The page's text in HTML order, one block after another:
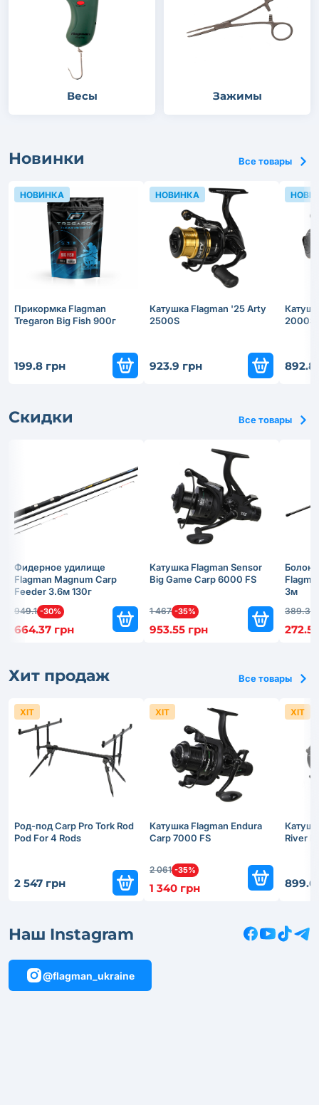
Весы Зажимы
Новинки Все товары
Прикормка Flagman
Tregaron Big Fish 900г
199.8 грн
НОВИНКА
Катушка Flagman '25 Arty
2500S
923.9 грн
НОВИНКА
2000S
892.8
Скидки Все товары
Фидерное удилище
Flagman Magnum Carp
Feeder 3.6м 130г
949.1 -30%
664.37 грн
Катушка Flagman Sensor
Big Game Carp 6000 FS
1 467 -35%
953.55 грн
3м
389.3
Хит продаж Все товары
Род-под Carp Pro Tork Rod
Pod For 4 Rods
2 547 грн
ХІТ
Катушка Flagman Endura
Carp 7000 FS
2 061 -35%
1 340 грн
ХІТ
River
899.6
ХІТ
Наш Instagram
@flagman_ukraine